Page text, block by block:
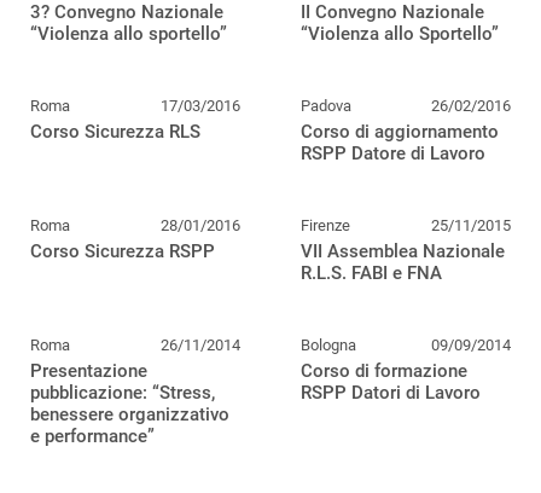
3? Convegno Nazionale
“Violenza allo sportello”
II Convegno Nazionale
“Violenza allo Sportello”
Roma 17/03/2016
Corso Sicurezza RLS
Padova 26/02/2016
Corso di aggiornamento
RSPP Datore di Lavoro
Roma 28/01/2016
Corso Sicurezza RSPP
Firenze 25/11/2015
VII Assemblea Nazionale
R.L.S. FABI e FNA
Roma 26/11/2014
Presentazione
pubblicazione: “Stress,
benessere organizzativo
e performance”
Bologna 09/09/2014
Corso di formazione
RSPP Datori di Lavoro